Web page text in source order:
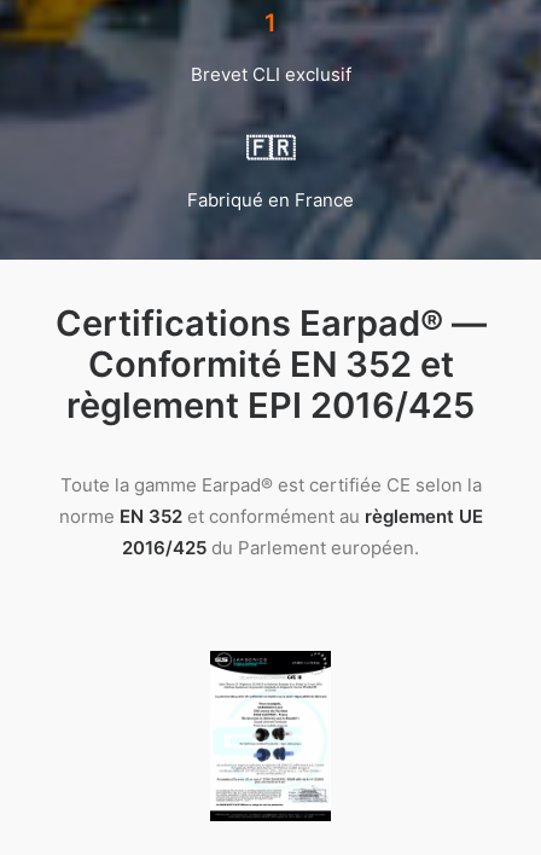
1
Brevet CLI exclusif
🇫🇷
Fabriqué en France
Certifications Earpad® —
Conformité EN 352 et
règlement EPI 2016/425
Toute la gamme Earpad® est certifiée CE selon la
norme EN 352et conformément au règlement UE
2016/425 du Parlement européen.